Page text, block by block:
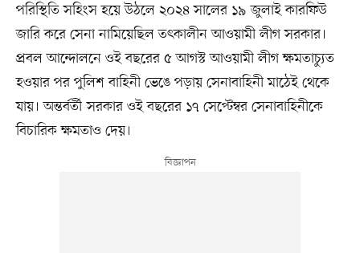
পরিস্থিতি সহিংস হয়ে উঠলে ২০২৪ সালের ১৯ জুলাই কারফিউ
জারি করে সেনা নামিয়েছিল তৎকালীন আওয়ামী লীগ সরকার।
প্রবল আন্দোলনে ওই বছরের ৫ আগস্ট আওয়ামী লীগ ক্ষমতাচ্যুত
হওয়ার পর পুলিশ বাহিনী ভেঙে পড়ায় সেনাবাহিনী মাঠেই থেকে
যায়। অন্তর্বর্তী সরকার ওই বছরের ১৭ সেপ্টেম্বর সেনাবাহিনীকে
বিচারিক ক্ষমতাও দেয়।